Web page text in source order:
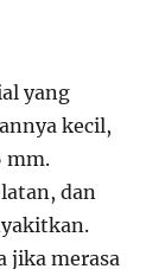
yang
kecil,
mm.
dan
jika merasa